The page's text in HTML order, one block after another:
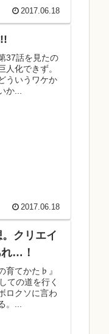
2017.06.18
37話を見たの
化できず。
ういうワケか
か...
2017.06.18
クリエイ
…！
育てかた♭』
ての道を行く
ロクソに言わ
。...